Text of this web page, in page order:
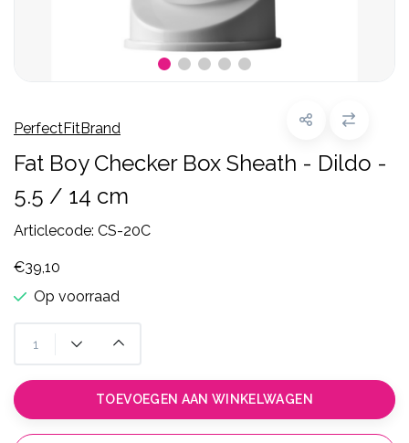
PerfectFitBrand
Fat Boy Checker Box Sheath - Dildo -
5.5 / 14 cm
Articlecode: CS-20C
€39,10
Op voorraad
TOEVOEGEN AAN WINKELWAGEN